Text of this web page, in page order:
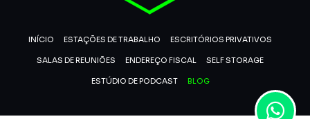
INÍCIO ESTAÇÕES DE TRABALHO ESCRITÓRIOS PRIVATIVOS
SALAS DE REUNIÕES ENDEREÇO FISCAL SELF STORAGE
ESTÚDIO DE PODCAST BLOG